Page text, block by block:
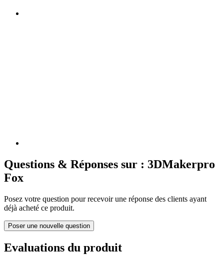
Questions & Réponses sur : 3DMakerpro
Fox
Posez votre question pour recevoir une réponse des clients ayant
déjà acheté ce produit.
Poser une nouvelle question
Evaluations du produit